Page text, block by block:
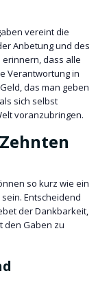
vereint die
Anbetung und des
dass alle
Verantwortung in
das man geben
sich selbst
voranzubringen.
so kurz wie ein
Entscheidend
der Dankbarkeit,
den Gaben zu